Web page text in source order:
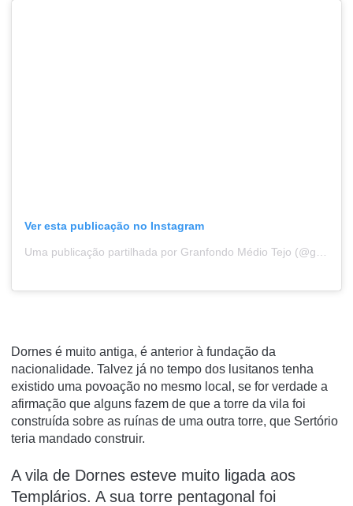
Ver esta publicação no Instagram
Dornes é muito antiga, é anterior à fundação da
nacionalidade. Talvez já no tempo dos lusitanos tenha
existido uma povoação no mesmo local, se for verdade a
afirmação que alguns fazem de que a torre da vila foi
construída sobre as ruínas de uma outra torre, que Sertório
teria mandado construir.
A vila de Dornes esteve muito ligada aos
Templários. A sua torre pentagonal foi